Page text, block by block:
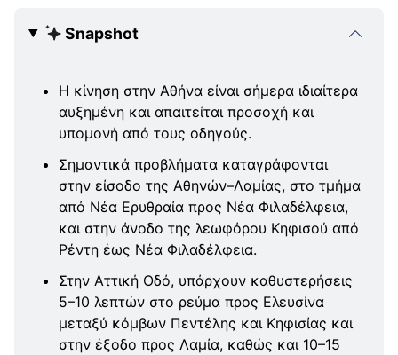
Snapshot
Η κίνηση στην Αθήνα είναι σήμερα ιδιαίτερα
αυξημένη και απαιτείται προσοχή και
υπομονή από τους οδηγούς.
Σημαντικά προβλήματα καταγράφονται
στην είσοδο της Αθηνών–Λαμίας, στο τμήμα
από Νέα Ερυθραία προς Νέα Φιλαδέλφεια,
και στην άνοδο της λεωφόρου Κηφισού από
Ρέντη έως Νέα Φιλαδέλφεια.
Στην Αττική Οδό, υπάρχουν καθυστερήσεις
5–10 λεπτών στο ρεύμα προς Ελευσίνα
μεταξύ κόμβων Πεντέλης και Κηφισίας και
στην έξοδο προς Λαμία, καθώς και 10–15